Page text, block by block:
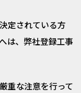
定されている方
は、弊社登録工事
重な注意を行って